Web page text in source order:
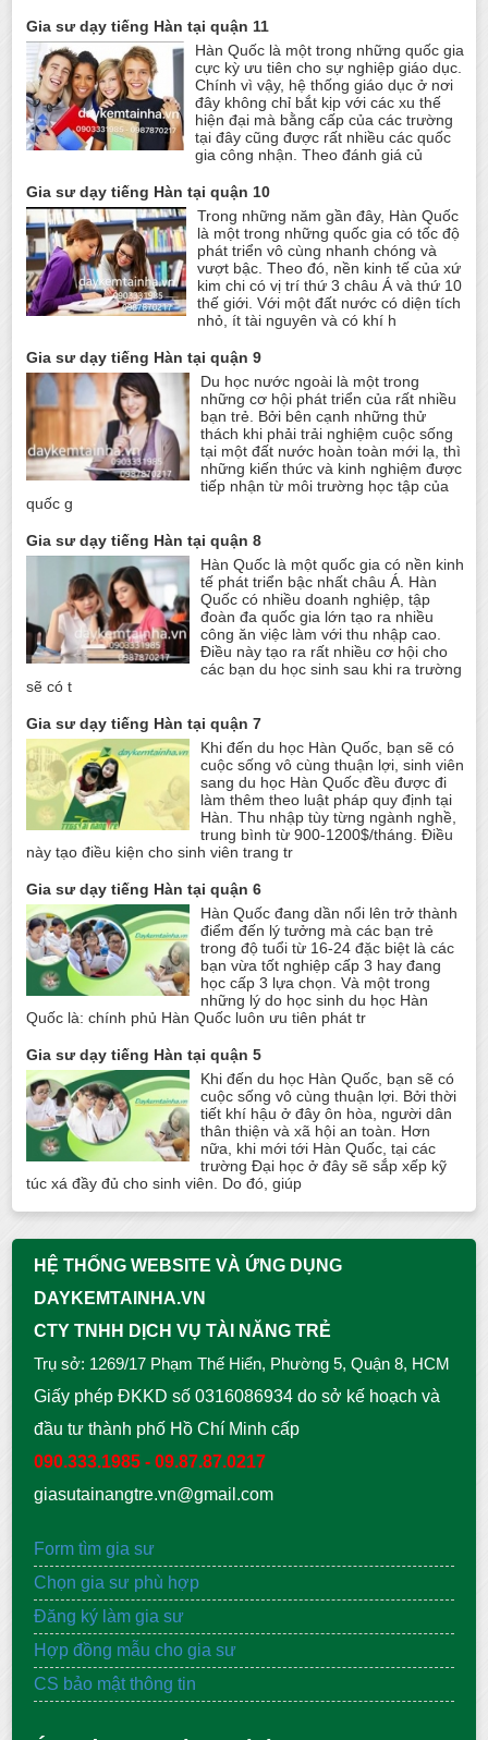
Gia sư dạy tiếng Hàn tại quận 11
Hàn Quốc là một trong những quốc gia
cực kỳ ưu tiên cho sự nghiệp giáo dục.
Chính vì vậy, hệ thống giáo dục ở nơi
đây không chỉ bắt kịp với các xu thế
hiện đại mà bằng cấp của các trường
tại đây cũng được rất nhiều các quốc
gia công nhận. Theo đánh giá củ
Gia sư dạy tiếng Hàn tại quận 10
Trong những năm gần đây, Hàn Quốc
là một trong những quốc gia có tốc độ
phát triển vô cùng nhanh chóng và
vượt bậc. Theo đó, nền kinh tế của xứ
kim chi có vị trí thứ 3 châu Á và thứ 10
thế giới. Với một đất nước có diện tích
nhỏ, ít tài nguyên và có khí h
Gia sư dạy tiếng Hàn tại quận 9
Du học nước ngoài là một trong
những cơ hội phát triển của rất nhiều
bạn trẻ. Bởi bên cạnh những thử
thách khi phải trải nghiệm cuộc sống
tại một đất nước hoàn toàn mới lạ, thì
những kiến thức và kinh nghiệm được
tiếp nhận từ môi trường học tập của
quốc g
Gia sư dạy tiếng Hàn tại quận 8
Hàn Quốc là một quốc gia có nền kinh
tế phát triển bậc nhất châu Á. Hàn
Quốc có nhiều doanh nghiệp, tập
đoàn đa quốc gia lớn tạo ra nhiều
công ăn việc làm với thu nhập cao.
Điều này tạo ra rất nhiều cơ hội cho
các bạn du học sinh sau khi ra trường
sẽ có t
Gia sư dạy tiếng Hàn tại quận 7
Khi đến du học Hàn Quốc, bạn sẽ có
cuộc sống vô cùng thuận lợi, sinh viên
sang du học Hàn Quốc đều được đi
làm thêm theo luật pháp quy định tại
Hàn. Thu nhập tùy từng ngành nghề,
trung bình từ 900-1200$/tháng. Điều
này tạo điều kiện cho sinh viên trang tr
Gia sư dạy tiếng Hàn tại quận 6
Hàn Quốc đang dần nổi lên trở thành
điểm đến lý tưởng mà các bạn trẻ
trong độ tuổi từ 16-24 đặc biệt là các
bạn vừa tốt nghiệp cấp 3 hay đang
học cấp 3 lựa chọn. Và một trong
những lý do học sinh du học Hàn
Quốc là: chính phủ Hàn Quốc luôn ưu tiên phát tr
Gia sư dạy tiếng Hàn tại quận 5
Khi đến du học Hàn Quốc, bạn sẽ có
cuộc sống vô cùng thuận lợi. Bởi thời
tiết khí hậu ở đây ôn hòa, người dân
thân thiện và xã hội an toàn. Hơn
nữa, khi mới tới Hàn Quốc, tại các
trường Đại học ở đây sẽ sắp xếp kỹ
túc xá đầy đủ cho sinh viên. Do đó, giúp
HỆ THỐNG WEBSITE VÀ ỨNG DỤNG
DAYKEMTAINHA.VN
CTY TNHH DỊCH VỤ TÀI NĂNG TRẺ
Trụ sở: 1269/17 Phạm Thế Hiển, Phường 5, Quận 8, HCM
Giấy phép ĐKKD số 0316086934 do sở kế hoạch và
đầu tư thành phố Hồ Chí Minh cấp
090.333.1985 - 09.87.87.0217
giasutainangtre.vn@gmail.com
Form tìm gia sư
Chọn gia sư phù hợp
Đăng ký làm gia sư
Hợp đồng mẫu cho gia sư
CS bảo mật thông tin